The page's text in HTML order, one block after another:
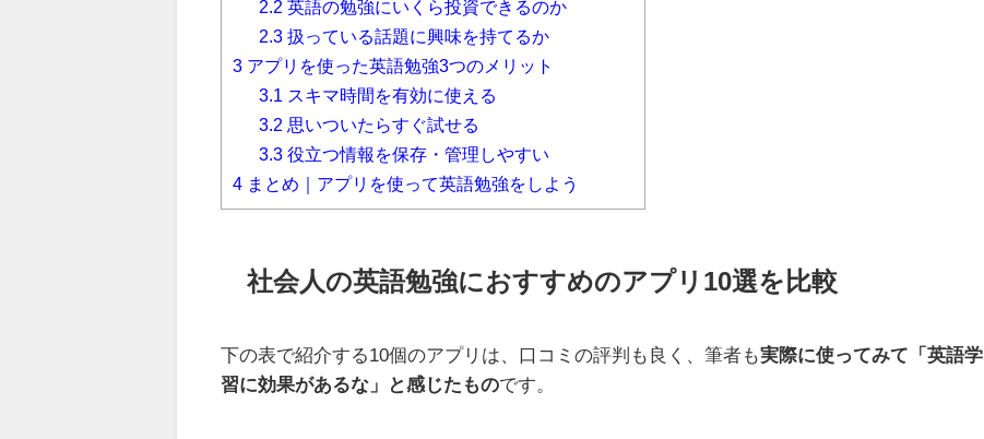
2.2 英語の勉強にいくら投資できるのか
2.3 扱っている話題に興味を持てるか
3 アプリを使った英語勉強3つのメリット
3.1 スキマ時間を有効に使える
3.2 思いついたらすぐ試せる
3.3 役立つ情報を保存・管理しやすい
4 まとめ｜アプリを使って英語勉強をしよう
社会人の英語勉強におすすめのアプリ10選を比較
下の表で紹介する10個のアプリは、口コミの評判も良く、筆者も実際に使ってみて「英語学
習に効果があるな」と感じたものです。